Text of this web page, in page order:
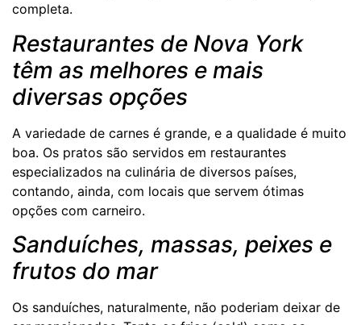
completa.
Restaurantes de Nova York
têm as melhores e mais
diversas opções
A variedade de carnes é grande, e a qualidade é muito
boa. Os pratos são servidos em restaurantes
especializados na culinária de diversos países,
contando, ainda, com locais que servem ótimas
opções com carneiro.
Sanduíches, massas, peixes e
frutos do mar
Os sanduíches, naturalmente, não poderiam deixar de